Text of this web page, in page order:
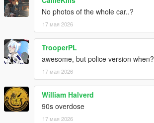
No photos of the whole car..?
17 мая 2026
TrooperPL
awesome, but police version when?
17 мая 2026
William Halverd
90s overdose
17 мая 2026